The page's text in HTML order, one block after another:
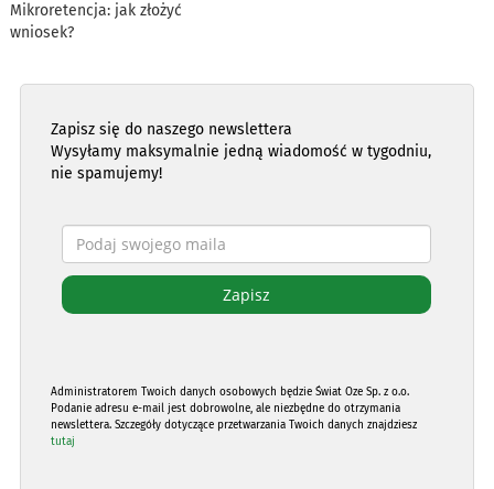
Mikroretencja: jak złożyć
wniosek?
Zapisz się do naszego newslettera
Wysyłamy maksymalnie jedną wiadomość w tygodniu,
nie spamujemy!
Administratorem Twoich danych osobowych będzie Świat Oze Sp. z o.o.
Podanie adresu e-mail jest dobrowolne, ale niezbędne do otrzymania
newslettera. Szczegóły dotyczące przetwarzania Twoich danych znajdziesz
tutaj